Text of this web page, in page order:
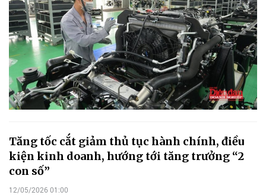
Tăng tốc cắt giảm thủ tục hành chính, điều
kiện kinh doanh, hướng tới tăng trưởng “2
con số”
12/05/2026 01:00